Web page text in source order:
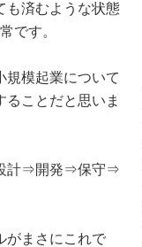
も済むような状態
です。
規模起業について
ことだと思いま
設計⇒開発⇒保守⇒
がまさにこれで